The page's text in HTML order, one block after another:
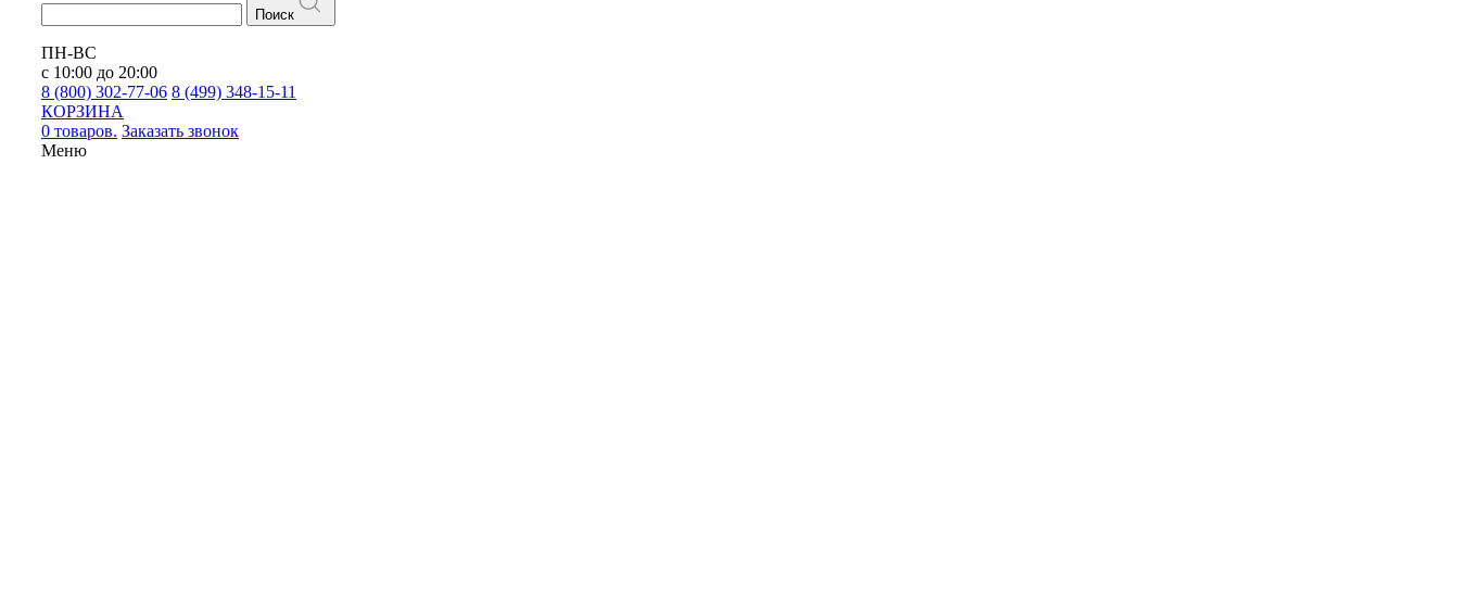
Поиск
ПН-ВС
с 10:00 до 20:00
8 (800) 302-77-06 8 (499) 348-15-11
КОРЗИНА
0 товаров. Заказать звонок
Меню